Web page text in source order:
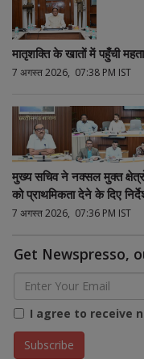
मातृशक्ति के खातों में पहुँची
7 अगस्त 2026, 07:38 PM IST
मुख्य सचिव ने नक्सल मुक्त
को प्राथमिकता देने के दिए
7 अगस्त 2026, 07:36 PM IST
Get Newspresso,
I agree to receive